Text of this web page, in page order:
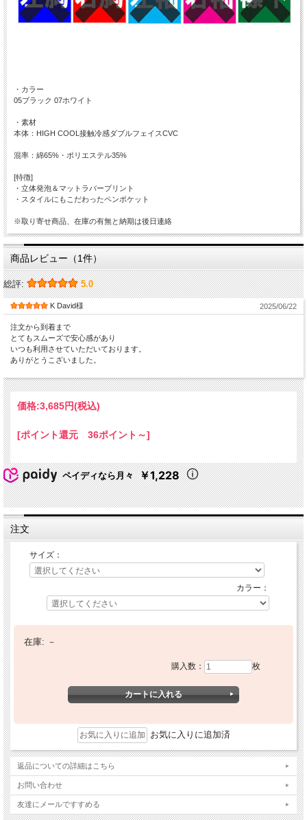
・カラー
05ブラック 07ホワイト
・素材
本体：HIGH COOL接触冷感ダブルフェイスCVC
混率：綿65%・ポリエステル35%
[特徴]
・立体発泡＆マットラバープリント
・スタイルにもこだわったペンポケット
※取り寄せ商品、在庫の有無と納期は後日連絡
商品レビュー（1件）
総評: 5.0
K David様 2025/06/22
注文から到着まで
とてもスムーズで安心感があり
いつも利用させていただいております。
ありがとうこざいました。
価格:3,685円(税込)
[ポイント還元 36ポイント～]
ペイディなら月々 ￥1,228
注文
サイズ：
カラー：
在庫: －
購入数： 枚
お気に入りに追加済
返品についての詳細はこちら
お問い合わせ
友達にメールですすめる